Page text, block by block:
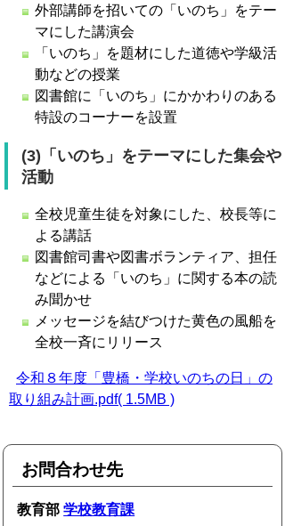
外部講師を招いての「いのち」をテー
マにした講演会
「いのち」を題材にした道徳や学級活
動などの授業
図書館に「いのち」にかかわりのある
特設のコーナーを設置
(3)「いのち」をテーマにした集会や
活動
全校児童生徒を対象にした、校長等に
よる講話
図書館司書や図書ボランティア、担任
などによる「いのち」に関する本の読
み聞かせ
メッセージを結びつけた黄色の風船を
全校一斉にリリース
令和８年度「豊橋・学校いのちの日」の
取り組み計画.pdf( 1.5MB )
お問合わせ先
教育部学校教育課